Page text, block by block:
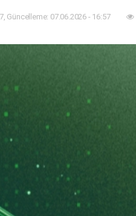
Güncelleme: 07.06.2026 - 16:57